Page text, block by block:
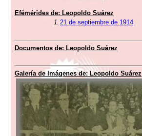
Efémérides de: Leopoldo Suárez
1. 21 de septiembre de 1914
Documentos de: Leopoldo Suárez
Galería de Imágenes de: Leopoldo Suárez